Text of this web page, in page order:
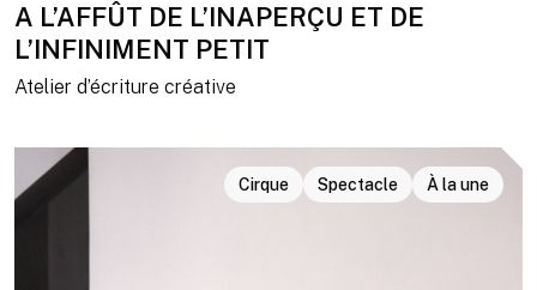
A L’AFFÛT DE L’INAPERÇU ET DE
L’INFINIMENT PETIT
Atelier d’écriture créative
Cirque Spectacle À la une